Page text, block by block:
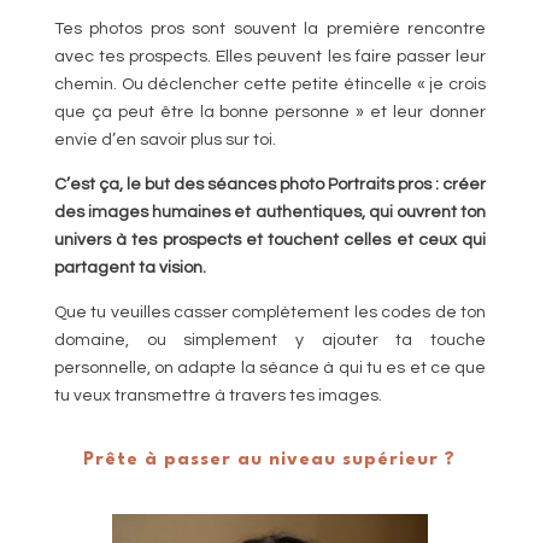
Tes photos pros sont souvent la première rencontre
avec tes prospects. Elles peuvent les faire passer leur
chemin. Ou déclencher cette petite étincelle « je crois
que ça peut être la bonne personne » et leur donner
envie d’en savoir plus sur toi.
C’est ça, le but des séances photo Portraits pros : créer
des images humaines et authentiques, qui ouvrent ton
univers à tes prospects et touchent celles et ceux qui
partagent ta vision.
Que tu veuilles casser complètement les codes de ton
domaine, ou simplement y ajouter ta touche
personnelle, on adapte la séance à qui tu es et ce que
tu veux transmettre à travers tes images.
Prête à passer au niveau supérieur ?